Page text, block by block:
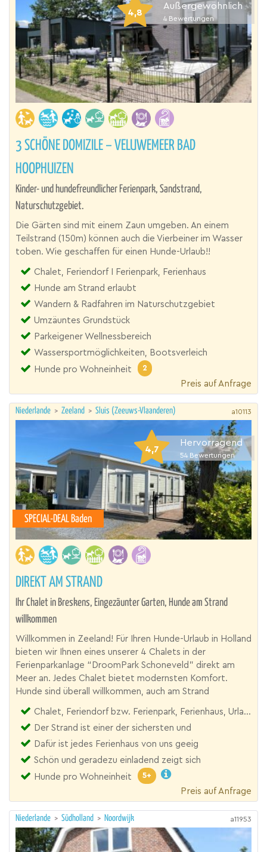
4,8
Außergewöhnlich
4 Bewertungen
3 SCHÖNE DOMIZILE – VELUWEMEER BAD
HOOPHUIZEN
Kinder- und hundefreundlicher Ferienpark, Sandstrand,
Naturschutzgebiet.
Die Gärten sind mit einem Zaun umgeben. An einem
Teilstrand (150m) können auch die Vierbeiner im Wasser
toben. Wie geschaffen für einen Hunde-Urlaub!!
Chalet, Feriendorf I Ferienpark, Ferienhaus
Hunde am Strand erlaubt
Wandern & Radfahren im Naturschutzgebiet
Umzäuntes Grundstück
Parkeigener Wellnessbereich
Wassersportmöglichkeiten, Bootsverleich
Hunde pro Wohneinheit
2
Preis auf Anfrage
Niederlande > Zeeland > Sluis (Zeeuws-Vlaanderen) a10113
4,7
Hervorragend
54 Bewertungen
SPECIAL-DEAL Baden
DIREKT AM STRAND
Ihr Chalet in Breskens, Eingezäunter Garten, Hunde am Strand
willkommen
Willkommen in Zeeland! Für Ihren Hunde-Urlaub in Holland
bieten wir Ihnen eines unserer 4 Chalets in der
Ferienparkanlage “DroomPark Schoneveld” direkt am
Meer an. Jedes Chalet bietet modernsten Komfort.
Hunde sind überall willkommen, auch am Strand
Chalet, Feriendorf bzw. Ferienpark, Ferienhaus, Urlaubsresort
Der Strand ist einer der sichersten und
Dafür ist jedes Ferienhaus von uns geeig
Schön und geradezu einladend zeigt sich
Hunde pro Wohneinheit
5+
Preis auf Anfrage
Niederlande > Südholland > Noordwijk a11953